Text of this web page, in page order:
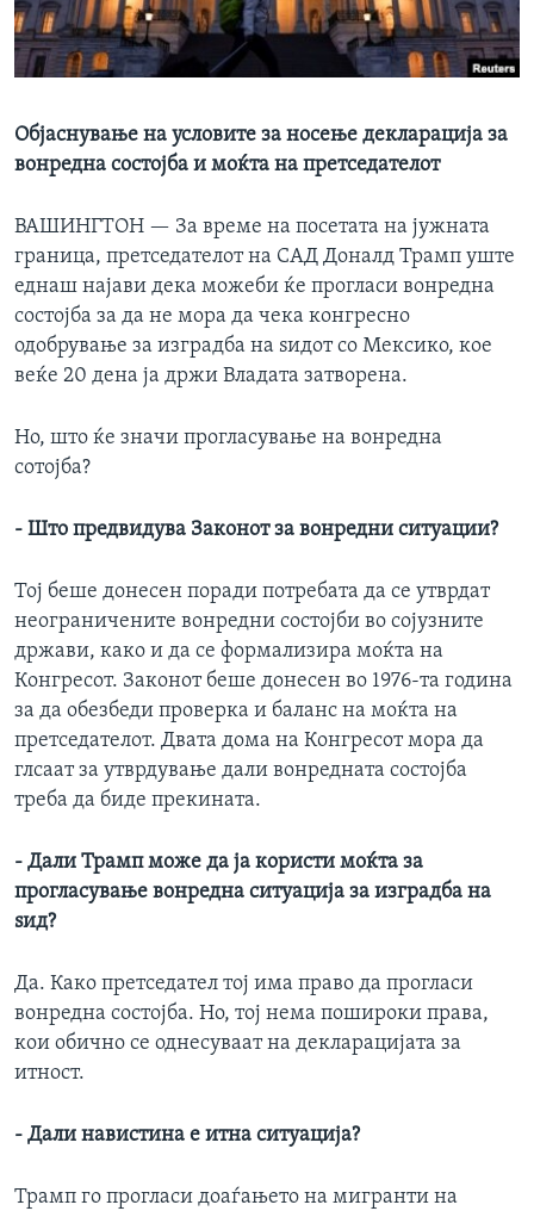
ИНТЕРВЈУА
Јазици
Објаснување на условите за носење декларација за
вонредна состојба и моќта на претседателот
ВАШИНГТОН — За време на посетата на јужната
граница, претседателот на САД Доналд Трамп уште
еднаш најави дека можеби ќе прогласи вонредна
состојба за да не мора да чека конгресно
одобрување за изградба на ѕидот со Мексико, кое
веќе 20 дена ја држи Владата затворена.
Но, што ќе значи прогласување на вонредна
сотојба?
- Што предвидува Законот за вонредни ситуации?
Тој беше донесен поради потребата да се утврдат
неограничените вонредни состојби во сојузните
држави, како и да се формализира моќта на
Конгресот. Законот беше донесен во 1976-та година
за да обезбеди проверка и баланс на моќта на
претседателот. Двата дома на Конгресот мора да
глсаат за утврдување дали вонредната состојба
треба да биде прекината.
- Дали Трамп може да ја користи моќта за
прогласување вонредна ситуација за изградба на
ѕид?
Да. Како претседател тој има право да прогласи
вонредна состојба. Но, тој нема пошироки права,
кои обично се однесуваат на декларацијата за
итност.
- Дали навистина е итна ситуација?
Трамп го прогласи доаѓањето на мигранти на